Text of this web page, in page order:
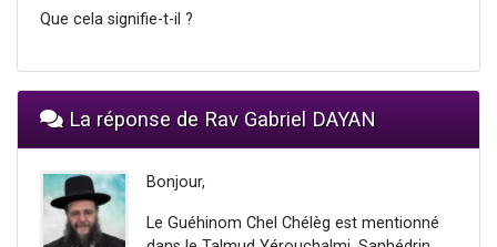
Que cela signifie-t-il ?
La réponse de Rav Gabriel DAYAN
Bonjour,
Le Guéhinom Chel Chélèg est mentionné